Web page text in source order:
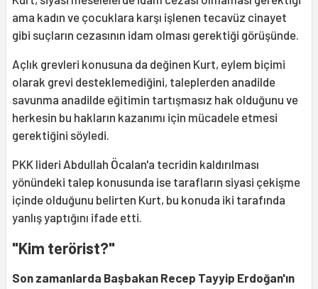
ama kadın ve çocuklara karşı işlenen tecavüz cinayet
gibi suçların cezasının idam olması gerektiği görüşünde.
Açlık grevleri konusuna da değinen Kurt, eylem biçimi
olarak grevi desteklemediğini, taleplerden anadilde
savunma anadilde eğitimin tartışmasız hak olduğunu ve
herkesin bu hakların kazanımı için mücadele etmesi
gerektiğini söyledi.
PKK lideri Abdullah Öcalan'a tecridin kaldırılması
yönündeki talep konusunda ise tarafların siyasi çekişme
içinde olduğunu belirten Kurt, bu konuda iki tarafında
yanlış yaptığını ifade etti.
"Kim terörist?"
Son zamanlarda Başbakan Recep Tayyip Erdoğan'ın